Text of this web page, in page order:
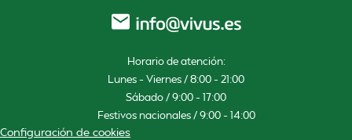
Horario de atención:
Lunes – Viernes / 8:00 – 21:00
Sábado / 9:00 – 17:00
Festivos nacionales / 9:00 – 14:00
Configuración de cookies